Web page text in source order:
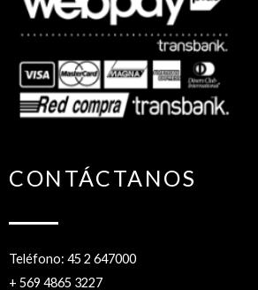
CONTÁCTANOS
Teléfono: 45 2 647000
+ 569 4865 3227